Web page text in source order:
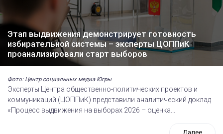
Этап выдвижения демонстрирует готовность
избирательной системы – эксперты ЦОППиК
проанализировали старт выборов
Фото: Центр социальных медиа Югры
Эксперты Центра общественно-политических проектов и
коммуникаций (ЦОППиК) представили аналитический доклад
«Процесс выдвижения на выборах 2026 – оценка...
Далее